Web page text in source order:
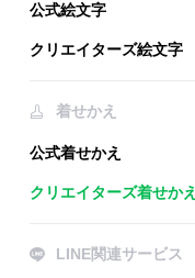
公式絵文字
クリエイターズ絵文字
着せかえ
公式着せかえ
クリエイターズ着せかえ
LINE関連サービス